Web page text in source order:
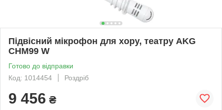
Підвісний мікрофон для хору, театру AKG
CHM99 W
Готово до відправки
Код: 1014454
Роздріб
9 456 ₴